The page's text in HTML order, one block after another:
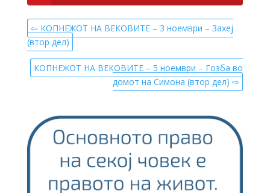
⇦ КОПНЕЖОТ НА ВЕКОВИТЕ – 3 ноември – Захеј
(втор дел)
КОПНЕЖОТ НА ВЕКОВИТЕ – 5 ноември – Гозба во
домот на Симона (втор дел) ⇨